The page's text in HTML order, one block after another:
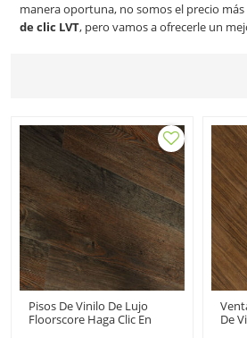
manera oportuna, no somos el precio
de clic LVT, pero vamos a ofrecerle un
Pisos De Vinilo De Lujo
Floorscore Haga Clic En
De